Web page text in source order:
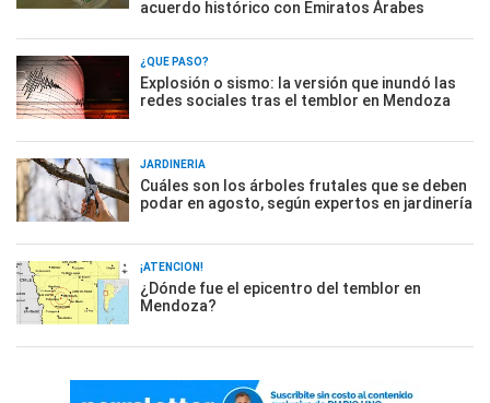
acuerdo histórico con Emiratos Árabes
¿QUÉ PASÓ?
Explosión o sismo: la versión que inundó las
redes sociales tras el temblor en Mendoza
JARDINERÍA
Cuáles son los árboles frutales que se deben
podar en agosto, según expertos en jardinería
¡ATENCIÓN!
¿Dónde fue el epicentro del temblor en
Mendoza?